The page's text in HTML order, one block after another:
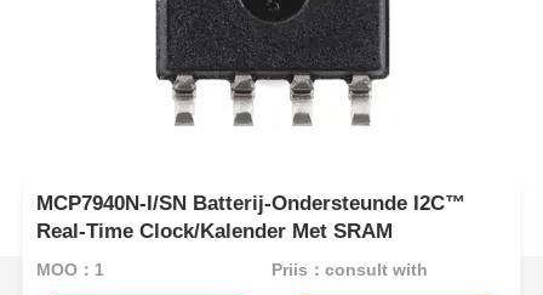
MCP7940N-I/SN Batterij-Ondersteunde I2C™
Real-Time Clock/Kalender Met SRAM
MOQ：1 Prijs：consult with